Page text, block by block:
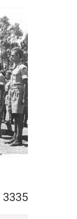
3335 תוצאות חיפוש עבור ""